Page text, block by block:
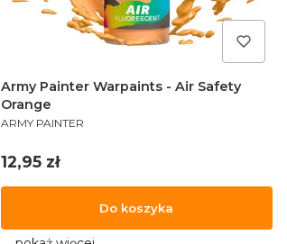
Army Painter Warpaints - Air Safety
Orange
PRODUCENT
ARMY PAINTER
Cena
12,95 zł
Do koszyka